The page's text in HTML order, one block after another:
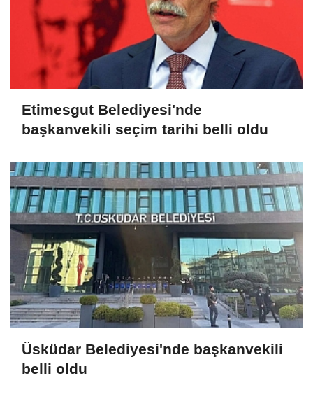
Etimesgut Belediyesi'nde
başkanvekili seçim tarihi belli oldu
Üsküdar Belediyesi'nde başkanvekili
belli oldu